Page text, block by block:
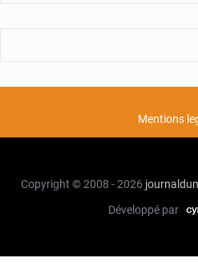
Mentions
Copyright © 2008 - 2026
Développé par